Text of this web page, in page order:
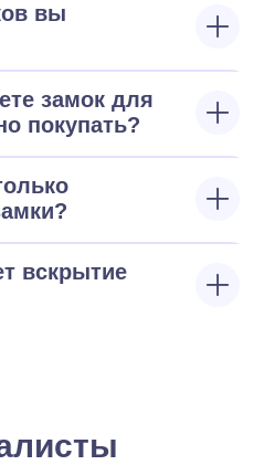
вы
замок для
покупать?
вскрытие